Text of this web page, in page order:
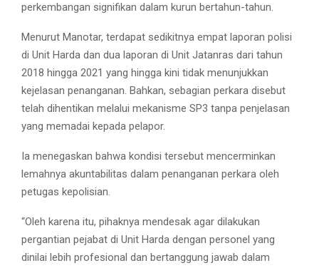
perkembangan signifikan dalam kurun bertahun-tahun.
Menurut Manotar, terdapat sedikitnya empat laporan polisi
di Unit Harda dan dua laporan di Unit Jatanras dari tahun
2018 hingga 2021 yang hingga kini tidak menunjukkan
kejelasan penanganan. Bahkan, sebagian perkara disebut
telah dihentikan melalui mekanisme SP3 tanpa penjelasan
yang memadai kepada pelapor.
Ia menegaskan bahwa kondisi tersebut mencerminkan
lemahnya akuntabilitas dalam penanganan perkara oleh
petugas kepolisian.
“Oleh karena itu, pihaknya mendesak agar dilakukan
pergantian pejabat di Unit Harda dengan personel yang
dinilai lebih profesional dan bertanggung jawab dalam